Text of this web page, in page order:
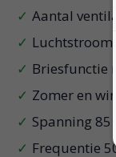
Aantal
Briesfunctie
Zomer en
Spanning 85
Frequentie